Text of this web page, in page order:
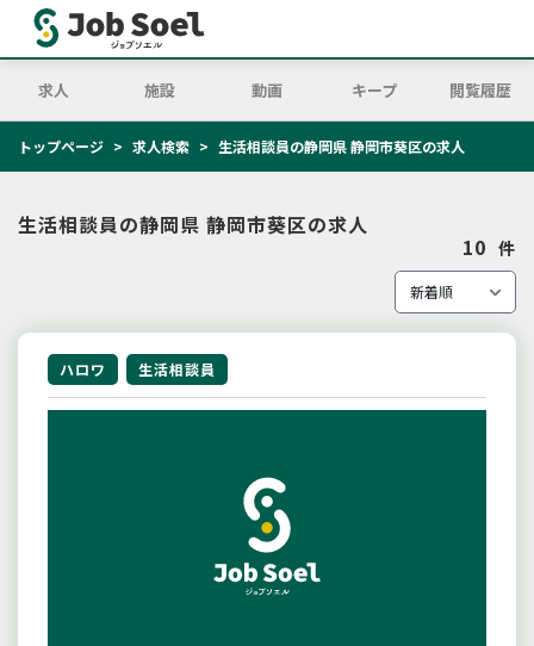
求人 施設 動画 キープ 閲覧履歴
トップページ 求人検索 生活相談員の静岡県 静岡市葵区の求人
生活相談員の静岡県 静岡市葵区の求人
10 件
ハロワ 生活相談員